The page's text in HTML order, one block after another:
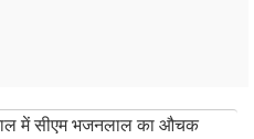
में सीएम भजनलाल का औचक